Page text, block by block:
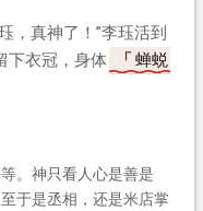
，真神了！”李珏活到
下衣冠，身体
蝉蜕
。神只看人心是善是
于是丞相，还是米店掌